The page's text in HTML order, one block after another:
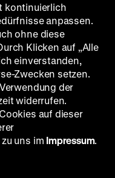
der Perspektive
in NS-Regime,
nach der
Erfahrungen von
emanzipierten
wurden.
Ungleichzeitigkeit
wird als zu
zur Mutter erinnert,
bleiche Mutter
von ihren
Nachfolgenden
an Erziehung
kontinuierlich
anpassen.
ohne diese
Klicken auf „Alle
einverstanden,
Zwecken setzen.
der
widerrufen.
auf dieser
uns im Impressum.